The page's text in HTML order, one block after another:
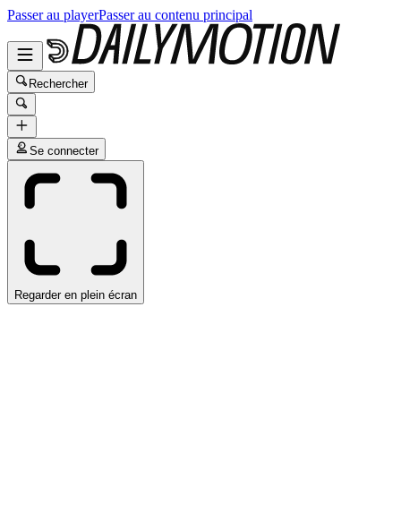
Passer au playerPasser au contenu principal
Rechercher
Se connecter
Regarder en plein écran